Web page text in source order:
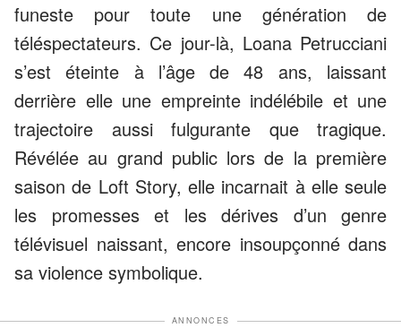
funeste pour toute une génération de
téléspectateurs. Ce jour-là, Loana Petrucciani
s’est éteinte à l’âge de 48 ans, laissant
derrière elle une empreinte indélébile et une
trajectoire aussi fulgurante que tragique.
Révélée au grand public lors de la première
saison de Loft Story, elle incarnait à elle seule
les promesses et les dérives d’un genre
télévisuel naissant, encore insoupçonné dans
sa violence symbolique.
ANNONCES